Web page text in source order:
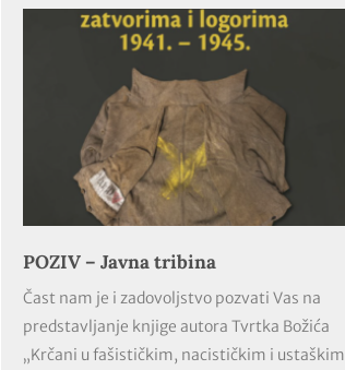
POZIV – Javna tribina
Čast nam je i zadovoljstvo pozvati Vas na
predstavljanje knjige autora Tvrtka Božića
„Krčani u fašističkim, nacističkim i ustaškim